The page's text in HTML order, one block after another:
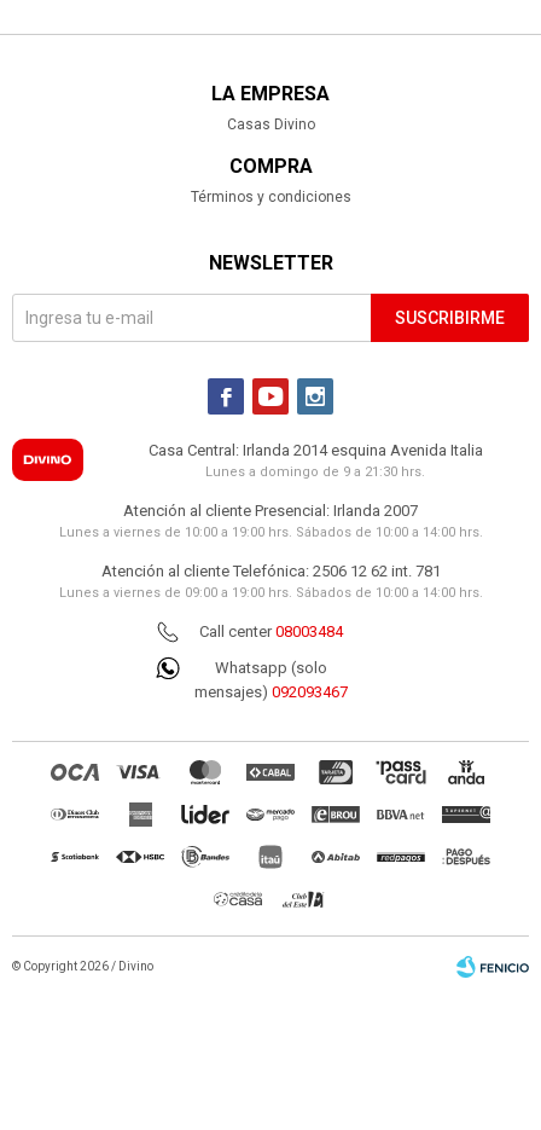
LA EMPRESA
Casas Divino
COMPRA
Términos y condiciones
NEWSLETTER
SUSCRIBIRME
  
Casa Central: Irlanda 2014 esquina Avenida Italia
Lunes a domingo de 9 a 21:30 hrs.
Atención al cliente Presencial: Irlanda 2007
Lunes a viernes de 10:00 a 19:00 hrs. Sábados de 10:00 a 14:00 hrs.
Atención al cliente Telefónica: 2506 12 62 int. 781
Lunes a viernes de 09:00 a 19:00 hrs. Sábados de 10:00 a 14:00 hrs.
Call center08003484
Whatsapp (solo
mensajes) 092093467
© Copyright 2026 / Divino